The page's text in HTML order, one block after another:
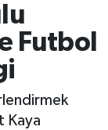
Futbol
Kaya